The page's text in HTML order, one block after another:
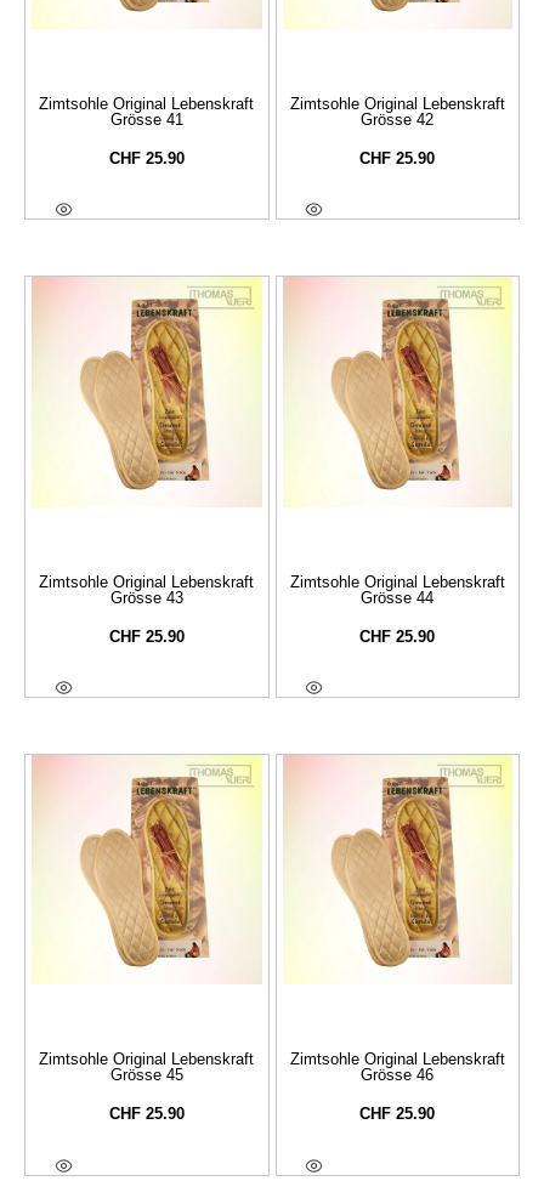
Zimtsohle Original Lebenskraft
Grösse 41
CHF25.90
Zimtsohle Original Lebenskraft
Grösse 42
CHF 25.90
Zimtsohle Original Lebenskraft
Grösse 43
CHF25.90
Zimtsohle Original Lebenskraft
Grösse 44
CHF 25.90
Zimtsohle Original Lebenskraft
Grösse 45
CHF25.90
Zimtsohle Original Lebenskraft
Grösse 46
CHF 25.90